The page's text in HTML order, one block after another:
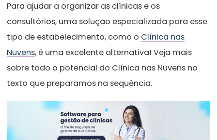
Para ajudar a organizar as clínicas e os
consultórios, uma solução especializada para esse
tipo de estabelecimento, como o Clínica nas
Nuvens, é uma excelente alternativa! Veja mais
sobre todo o potencial do Clínica nas Nuvens no
texto que preparamos na sequência.